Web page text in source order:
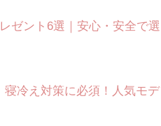
ゼント6選｜安心・安全で選
寝冷え対策に必須！人気モデ